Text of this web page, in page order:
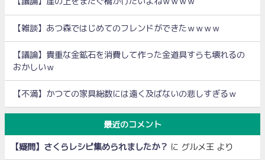
【雑談】あつ森ではじめてのフレンドができたｗｗｗｗ
【議論】貴重な金鉱石を消費して作った金道具すらも壊れるの
おかしいｗ
【不満】かつての家具総数には遠く及ばないの悲しすぎるｗ
最近のコメント
【疑問】さくらレシピ集められましたか？ に グルメ王 より